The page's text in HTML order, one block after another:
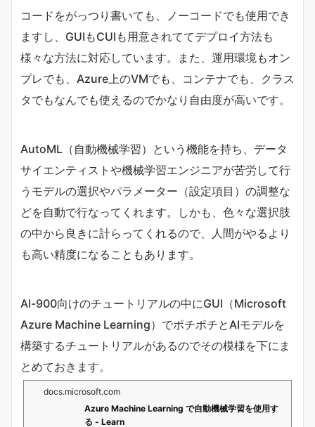
コードをがっつり書いても、ノーコードでも使用でき
ますし、GUIもCUIも用意されててデプロイ方法も
様々な方法に対応しています。また、運用環境もオン
プレでも、Azure上のVMでも、コンテナでも、クラス
タでもなんでも使えるのでかなり自由度が高いです。
AutoML（自動機械学習）という機能を持ち、データ
サイエンティストや機械学習エンジニアが苦労して行
うモデルの選択やパラメーター（設定項目）の調整な
どを自動で行なってくれます。しかも、色々な選択肢
の中から良きに計らってくれるので、人間がやるより
も高い精度になることもあります。
AI-900向けのチュートリアルの中にGUI（Microsoft
Azure Machine Learning）でポチポチとAIモデルを
構築するチュートリアルがあるのでその模様を下にま
とめておきます。
docs.microsoft.com
Azure Machine Learning で自動機械学習を使用す
る - Learn